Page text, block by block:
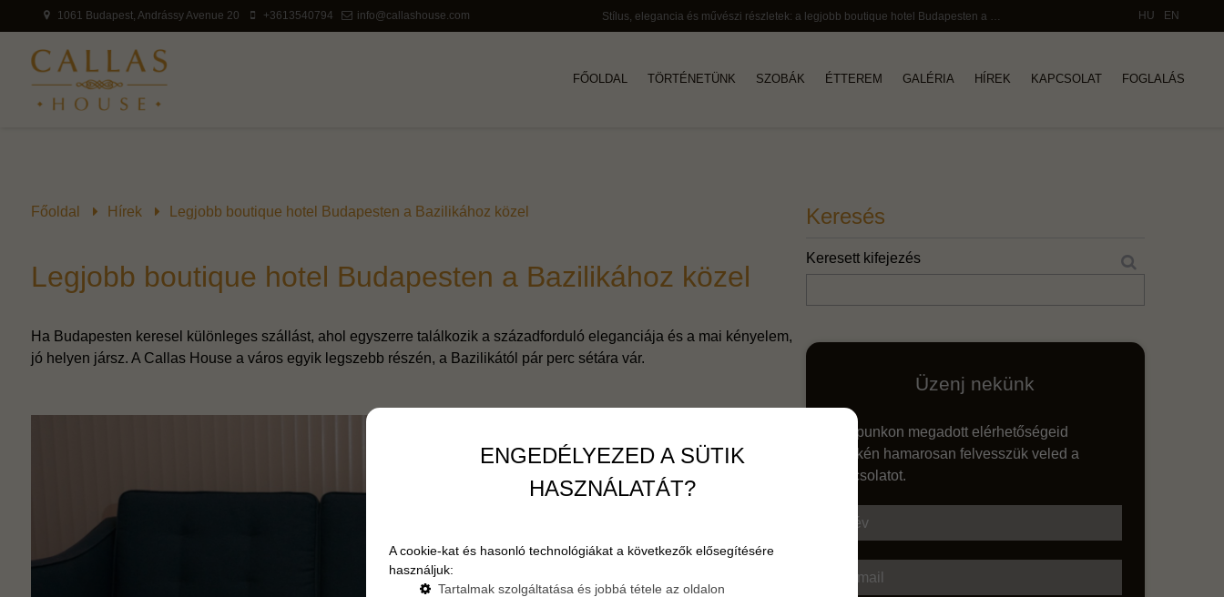
1061 Budapest, Andrássy Avenue 20 +3613540794 info@callashouse.com Stílus, elegancia és művészi részletek: a legjobb boutique hotel Budapesten a Bazilikához közel - Callas House HU EN
FŐOLDAL TÖRTÉNETÜNK SZOBÁK ÉTTEREM GALÉRIA HÍREK KAPCSOLAT FOGLALÁS
Főoldal Hírek Legjobb boutique hotel Budapesten a Bazilikához közel
Legjobb boutique hotel Budapesten a Bazilikához közel
Ha Budapesten keresel különleges szállást, ahol egyszerre találkozik a századforduló eleganciája és a mai kényelem,
jó helyen jársz. A Callas House a város egyik legszebb részén, a Bazilikától pár perc sétára vár.
Keresés
Keresett kifejezés
Üzenj nekünk
Űrlapunkon megadott elérhetőségeid
egyikén hamarosan felvesszük veled a
kapcsolatot.
Név
E-mail
ENGEDÉLYEZED A SÜTIK
HASZNÁLATÁT?
A cookie-kat és hasonló technológiákat a következők elősegítésére
használjuk:
Tartalmak szolgáltatása és jobbá tétele az oldalon